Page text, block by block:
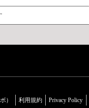
） 利用規約 Privacy Policy